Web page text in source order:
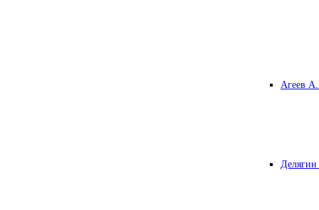
Агеев